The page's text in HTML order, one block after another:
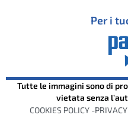
Per i
Tutte le immagini sono di
vietata senza
COOKIES POLICY -